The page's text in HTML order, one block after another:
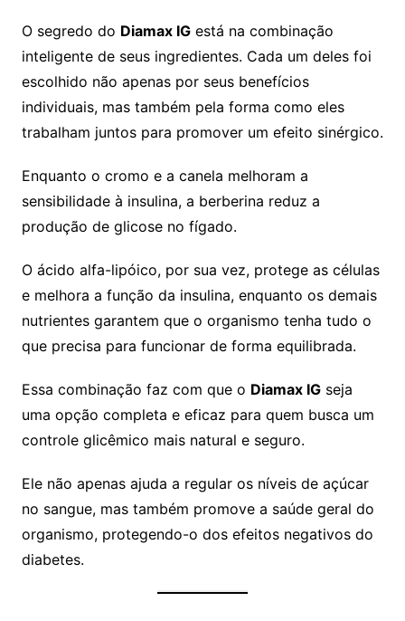
O segredo do Diamax IGestá na combinação
inteligente de seus ingredientes. Cada um deles foi
escolhido não apenas por seus benefícios
individuais, mas também pela forma como eles
trabalham juntos para promover um efeito sinérgico.
Enquanto o cromo e a canela melhoram a
sensibilidade à insulina, a berberina reduz a
produção de glicose no fígado.
O ácido alfa-lipóico, por sua vez, protege as células
e melhora a função da insulina, enquanto os demais
nutrientes garantem que o organismo tenha tudo o
que precisa para funcionar de forma equilibrada.
Essa combinação faz com que o Diamax IGseja
uma opção completa e eficaz para quem busca um
controle glicêmico mais natural e seguro.
Ele não apenas ajuda a regular os níveis de açúcar
no sangue, mas também promove a saúde geral do
organismo, protegendo-o dos efeitos negativos do
diabetes.